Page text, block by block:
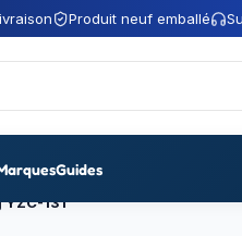
Produit neuf emballé
Guides
131